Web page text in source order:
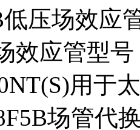
低压场效应
效应管型
用于
场管代